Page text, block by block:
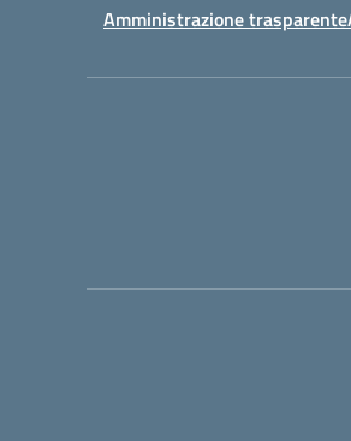
Amministrazione trasparente